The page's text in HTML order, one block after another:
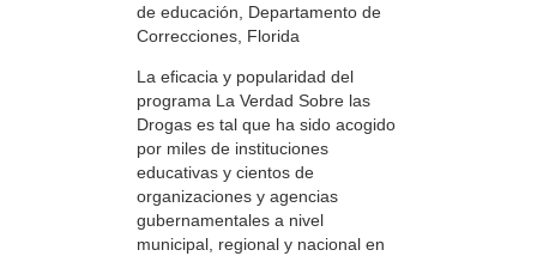
de educación, Departamento de
Correcciones, Florida
La eficacia y popularidad del
programa La Verdad Sobre las
Drogas es tal que ha sido acogido
por miles de instituciones
educativas y cientos de
organizaciones y agencias
gubernamentales a nivel
municipal, regional y nacional en